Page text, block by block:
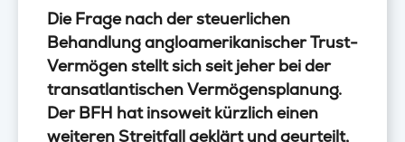
Die Frage nach der steuerlichen
Behandlung angloamerikanischer Trust-
Vermögen stellt sich seit jeher bei der
transatlantischen Vermögensplanung.
Der BFH hat insoweit kürzlich einen
weiteren Streitfall geklärt und geurteilt,